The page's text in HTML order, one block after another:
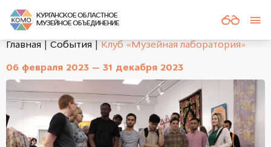
КУРГАНСКОЕ ОБЛАСТНОЕ
МУЗЕЙНОЕ ОБЪЕДИНЕНИЕ
Главная События Клуб «Музейная лаборатория»
06 февраля 2023 — 31 декабря 2023